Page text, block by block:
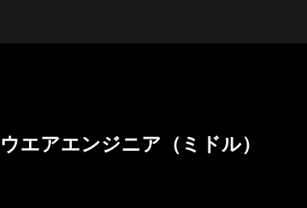
エアエンジニア（ミドル）